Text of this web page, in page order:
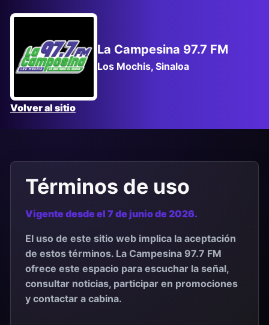
La Campesina 97.7 FM
Los Mochis, Sinaloa
Volver al sitio
Términos de uso
Vigente desde el 7 de junio de 2026.
El uso de este sitio web implica la aceptación
de estos términos. La Campesina 97.7 FM
ofrece este espacio para escuchar la señal,
consultar noticias, participar en promociones
y contactar a cabina.